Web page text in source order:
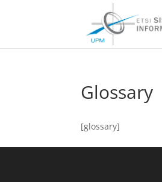
Glossary
[glossary]